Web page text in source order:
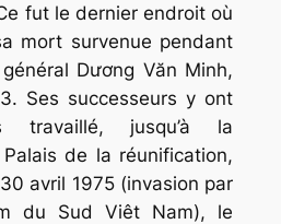
fut le dernier endroit où
mort survenue pendant
Dương Văn Minh,
Ses successeurs y ont
travaillé, jusqu’à la
de la réunification,
avril 1975 (invasion par
du Sud Viêt Nam), le